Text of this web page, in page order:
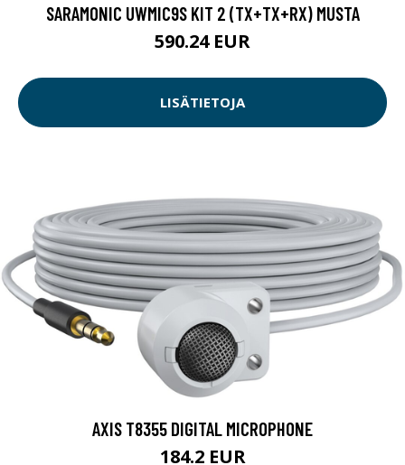
SARAMONIC UWMIC9S KIT 2 (TX+TX+RX) MUSTA
590.24 EUR
LISÄTIETOJA
AXIS T8355 DIGITAL MICROPHONE
184.2 EUR